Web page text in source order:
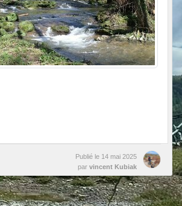
Publié le 14 mai 2025
par vincent Kubiak